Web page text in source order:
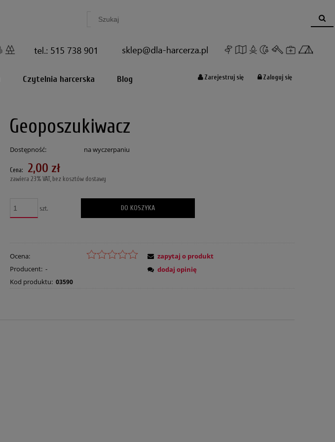
Zarejestruj się Zaloguj się
Czytelnia harcerska Blog
Geoposzukiwacz
Dostępność: na wyczerpaniu
Cena: 2,00 zł
zawiera 23% VAT, bez kosztów dostawy
szt. DO KOSZYKA
Ocena:
Producent: -
Kod produktu: 03590
zapytaj o produkt
dodaj opinię